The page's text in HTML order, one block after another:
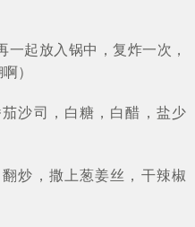
起放入锅中，复炸一次，
）
沙司，白糖，白醋，盐少
炒，撒上葱姜丝，干辣椒